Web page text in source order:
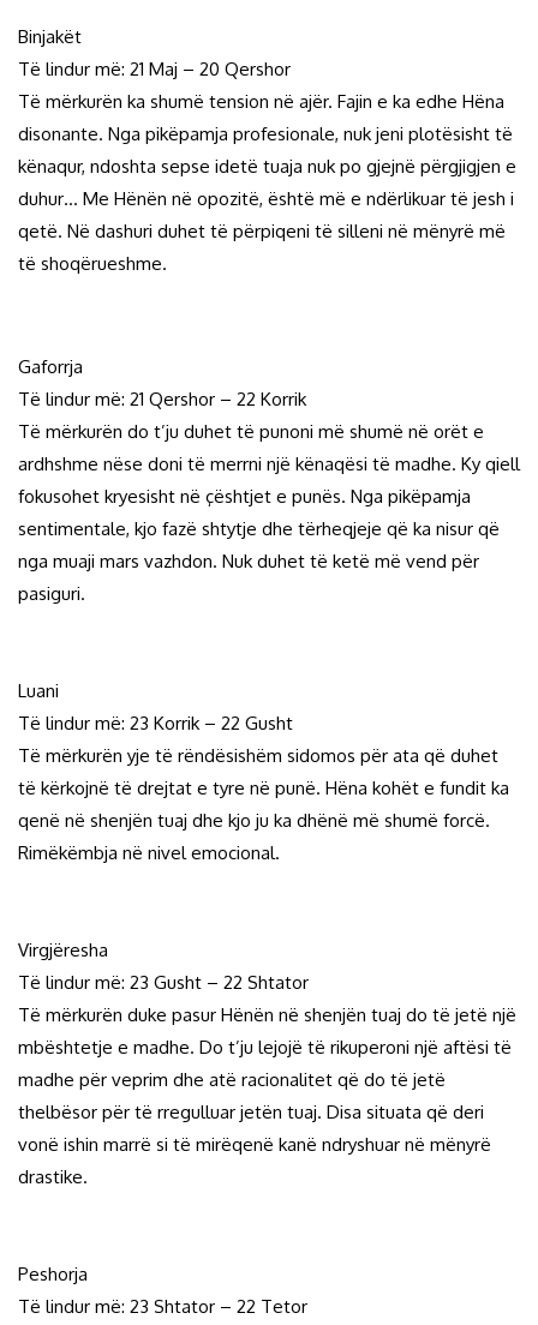
Binjakët
Të lindur më: 21 Maj – 20 Qershor
Të mërkurën ka shumë tension në ajër. Fajin e ka edhe Hëna
disonante. Nga pikëpamja profesionale, nuk jeni plotësisht të
kënaqur, ndoshta sepse idetë tuaja nuk po gjejnë përgjigjen e
duhur… Me Hënën në opozitë, është më e ndërlikuar të jesh i
qetë. Në dashuri duhet të përpiqeni të silleni në mënyrë më
të shoqërueshme.
Gaforrja
Të lindur më: 21 Qershor – 22 Korrik
Të mërkurën do t’ju duhet të punoni më shumë në orët e
ardhshme nëse doni të merrni një kënaqësi të madhe. Ky qiell
fokusohet kryesisht në çështjet e punës. Nga pikëpamja
sentimentale, kjo fazë shtytje dhe tërheqjeje që ka nisur që
nga muaji mars vazhdon. Nuk duhet të ketë më vend për
pasiguri.
Luani
Të lindur më: 23 Korrik – 22 Gusht
Të mërkurën yje të rëndësishëm sidomos për ata që duhet
të kërkojnë të drejtat e tyre në punë. Hëna kohët e fundit ka
qenë në shenjën tuaj dhe kjo ju ka dhënë më shumë forcë.
Rimëkëmbja në nivel emocional.
Virgjëresha
Të lindur më: 23 Gusht – 22 Shtator
Të mërkurën duke pasur Hënën në shenjën tuaj do të jetë një
mbështetje e madhe. Do t’ju lejojë të rikuperoni një aftësi të
madhe për veprim dhe atë racionalitet që do të jetë
thelbësor për të rregulluar jetën tuaj. Disa situata që deri
vonë ishin marrë si të mirëqenë kanë ndryshuar në mënyrë
drastike.
Peshorja
Të lindur më: 23 Shtator – 22 Tetor